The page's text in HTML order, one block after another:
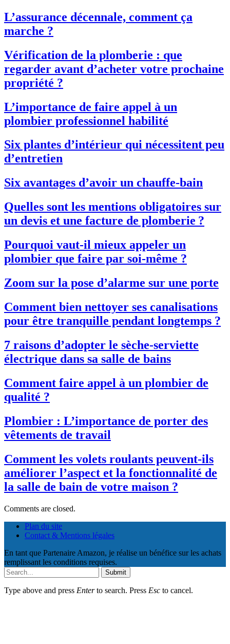
L’assurance décennale, comment ça
marche ?
Vérification de la plomberie : que
regarder avant d’acheter votre prochaine
propriété ?
L’importance de faire appel à un
plombier professionnel habilité
Six plantes d’intérieur qui nécessitent peu
d’entretien
Six avantages d’avoir un chauffe-bain
Quelles sont les mentions obligatoires sur
un devis et une facture de plomberie ?
Pourquoi vaut-il mieux appeler un
plombier que faire par soi-même ?
Zoom sur la pose d’alarme sur une porte
Comment bien nettoyer ses canalisations
pour être tranquille pendant longtemps ?
7 raisons d’adopter le sèche-serviette
électrique dans sa salle de bains
Comment faire appel à un plombier de
qualité ?
Plombier : L’importance de porter des
vêtements de travail
Comment les volets roulants peuvent-ils
améliorer l’aspect et la fonctionnalité de
la salle de bain de votre maison ?
Comments are closed.
Plan du site
Contact & Mentions légales
En tant que Partenaire Amazon, je réalise un bénéfice sur les achats
remplissant les conditions requises.
Submit
Type above and press Enterto search. Press Esc to cancel.